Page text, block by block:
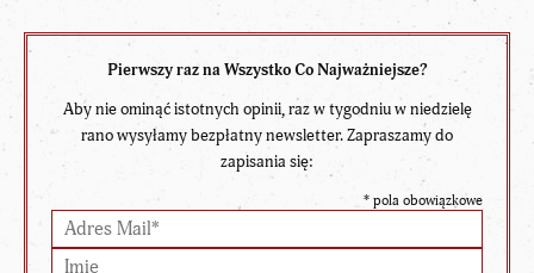
Pierwszy raz na Wszystko Co Najważniejsze?
Aby nie ominąć istotnych opinii, raz w tygodniu w niedzielę
rano wysyłamy bezpłatny newsletter. Zapraszamy do
zapisania się:
* pola obowiązkowe